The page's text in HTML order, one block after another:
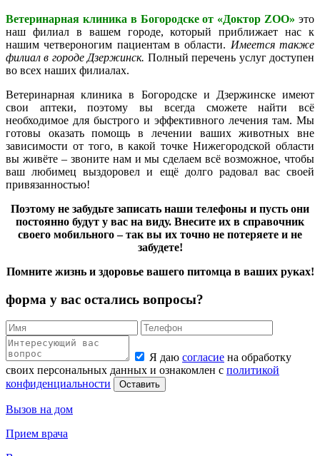
Ветеринарная клиника в Богородске от «Доктор ZOO» это
наш филиал в вашем городе, который приближает нас к
нашим четвероногим пациентам в области. Имеется также
филиал в городе Дзержинск. Полный перечень услуг доступен
во всех наших филиалах.
Ветеринарная клиника в Богородске и Дзержинске имеют
свои аптеки, поэтому вы всегда сможете найти всё
необходимое для быстрого и эффективного лечения там. Мы
готовы оказать помощь в лечении ваших животных вне
зависимости от того, в какой точке Нижегородской области
вы живёте – звоните нам и мы сделаем всё возможное, чтобы
ваш любимец выздоровел и ещё долго радовал вас своей
привязанностью!
Поэтому не забудьте записать наши телефоны и пусть они
постоянно будут у вас на виду. Внесите их в справочник
своего мобильного – так вы их точно не потеряете и не
забудете!
Помните жизнь и здоровье вашего питомца в ваших руках!
форма у вас остались вопросы?
Я даю согласие на обработку
своих персональных данных и ознакомлен с политикой
конфиденциальности
Оставить
Вызов на дом
Прием врача